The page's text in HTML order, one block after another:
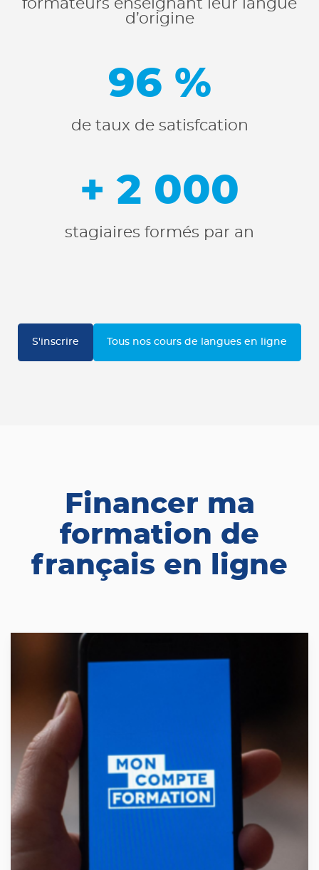
formateurs enseignant leur langue
d’origine
96 %
de taux de satisfcation
+ 2 000
stagiaires formés par an
S'inscrire Tous nos cours de langues en ligne
Financer ma
formation de
français en ligne